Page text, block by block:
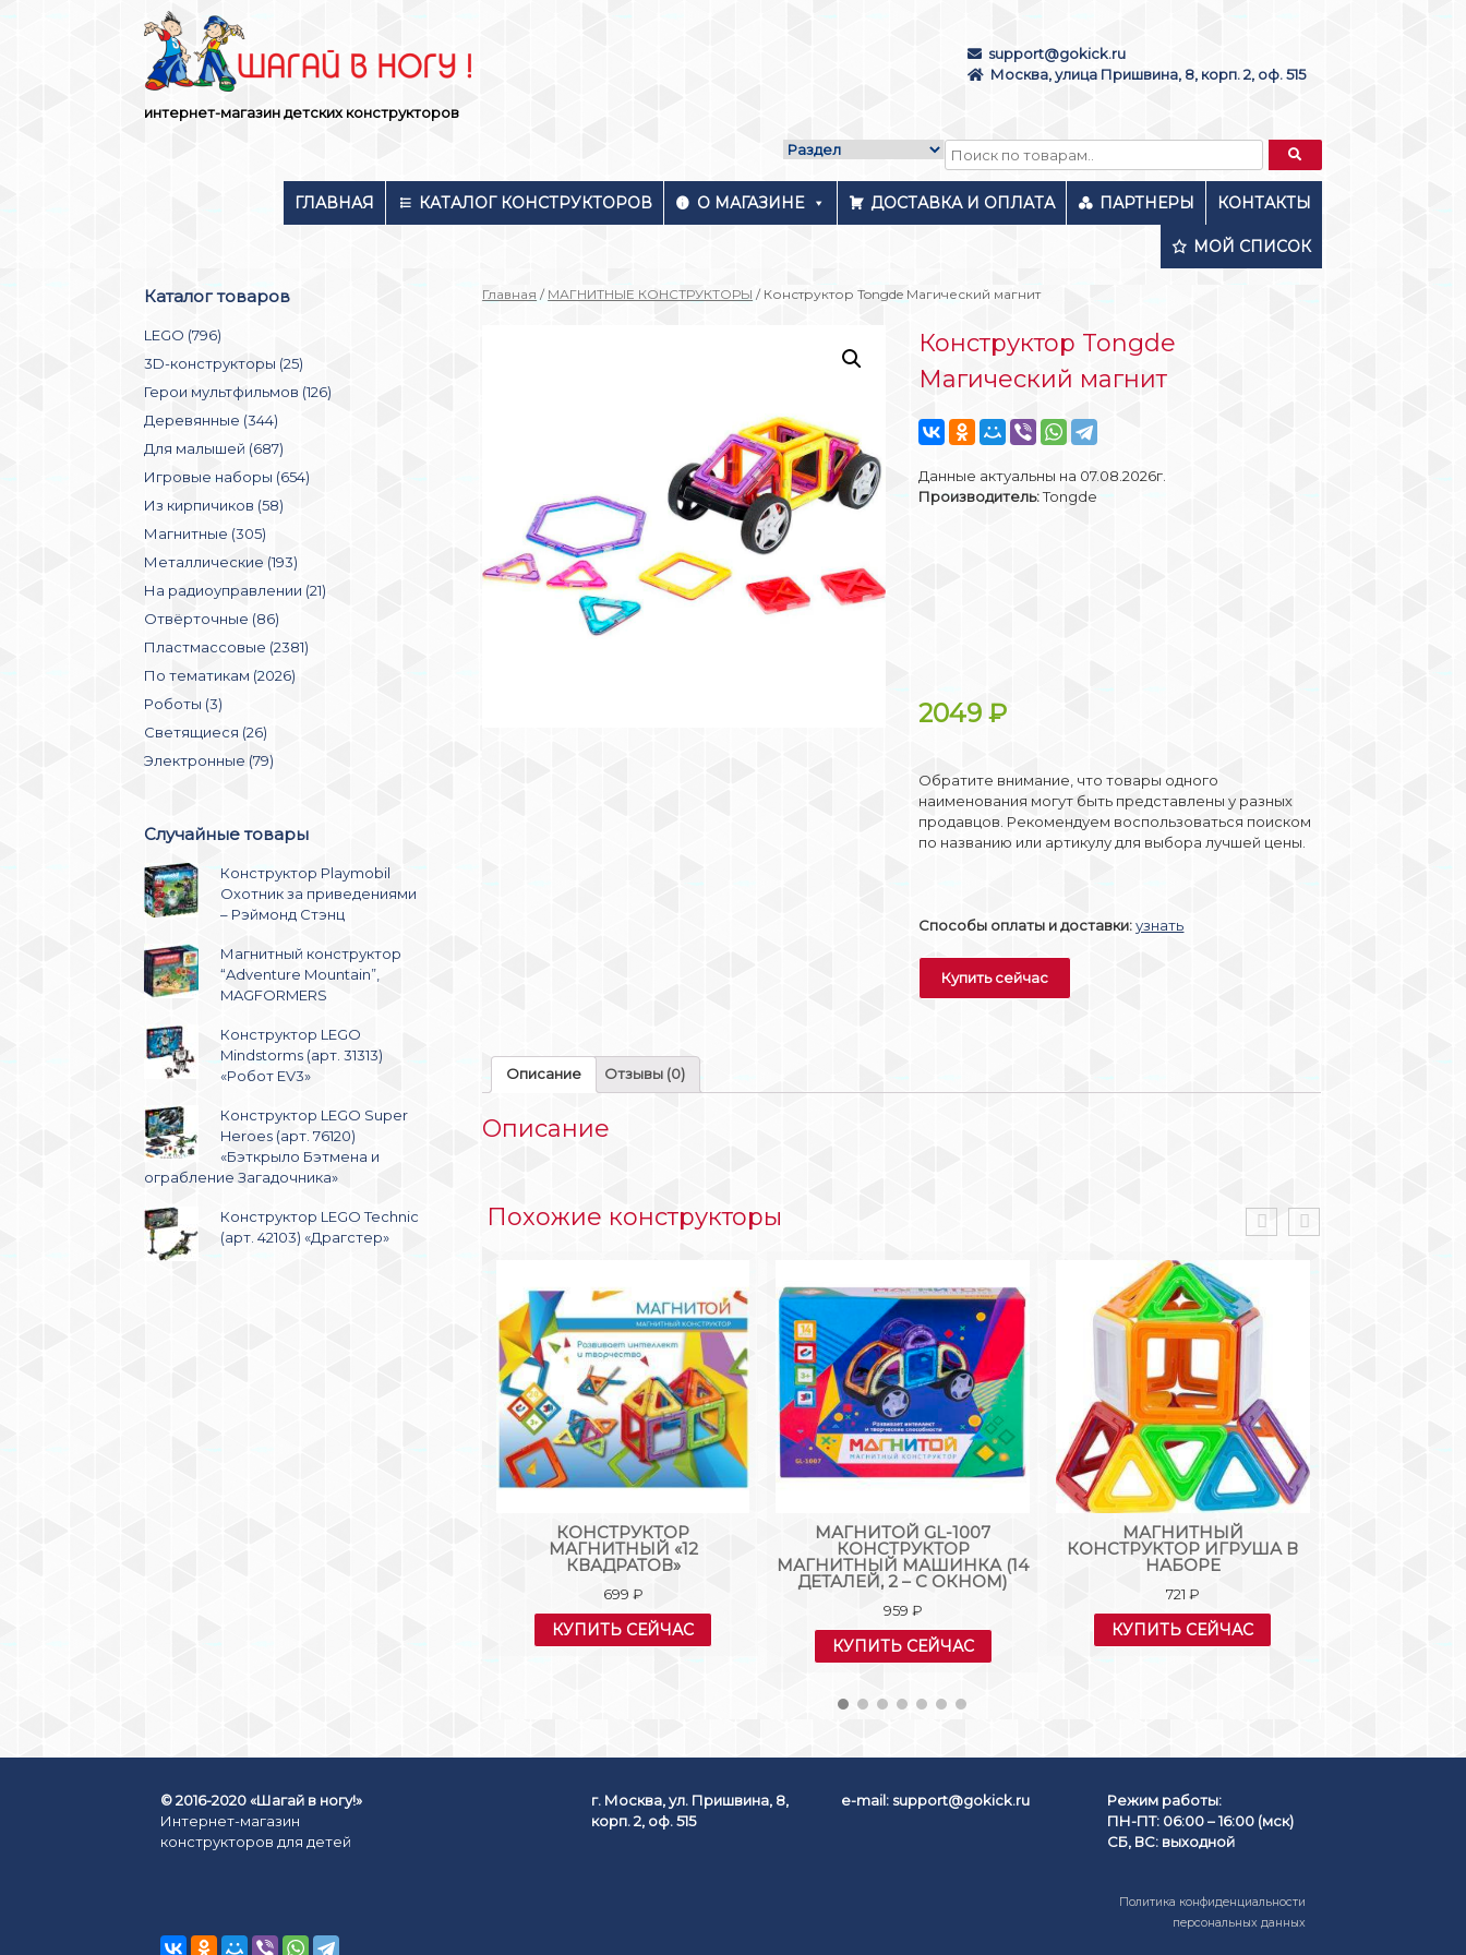
интернет-магазин детских конструкторов
support@gokick.ru
Москва, улица Пришвина, 8, корп. 2, оф. 515
ГЛАВНАЯ КАТАЛОГ КОНСТРУКТОРОВ О МАГАЗИНЕ ДОСТАВКА И ОПЛАТА ПАРТНЕРЫ КОНТАКТЫ
МОЙ СПИСОК
Главная / МАГНИТНЫЕ КОНСТРУКТОРЫ / Конструктор Tongde Магический магнит
Конструктор Tongde
Магический магнит
Данные актуальны на 07.08.2026г.
Производитель:Tongde
2049₽
Обратите внимание, что товары одного
наименования могут быть представлены у разных
продавцов. Рекомендуем воспользоваться поиском
по названию или артикулу для выбора лучшей цены.
Способы оплаты и доставки: узнать
Купить сейчас
Описание Отзывы (0)
Описание
Похожие конструкторы
КОНСТРУКТОР
МАГНИТНЫЙ «12
КВАДРАТОВ»
699 ₽
КУПИТЬ СЕЙЧАС
МАГНИТОЙ GL-1007
КОНСТРУКТОР
МАГНИТНЫЙ МАШИНКА (14
ДЕТАЛЕЙ, 2 – С ОКНОМ)
959 ₽
КУПИТЬ СЕЙЧАС
МАГНИТНЫЙ
КОНСТРУКТОР ИГРУША В
НАБОРЕ
721 ₽
КУПИТЬ СЕЙЧАС
Каталог товаров
LEGO (796)
3D-конструкторы (25)
Герои мультфильмов (126)
Деревянные (344)
Для малышей (687)
Игровые наборы (654)
Из кирпичиков (58)
Магнитные (305)
Металлические (193)
На радиоуправлении (21)
Отвёрточные (86)
Пластмассовые (2381)
По тематикам (2026)
Роботы (3)
Светящиеся (26)
Электронные (79)
Случайные товары
Конструктор Playmobil
Охотник за приведениями
– Рэймонд Стэнц
Магнитный конструктор
“Adventure Mountain”,
MAGFORMERS
Конструктор LEGO
Mindstorms (арт. 31313)
«Робот EV3»
Конструктор LEGO Super
Heroes (арт. 76120)
«Бэткрыло Бэтмена и
ограбление Загадочника»
Конструктор LEGO Technic
(арт. 42103) «Драгстер»
© 2016-2020 «Шагай в ногу!»
Интернет-магазин
конструкторов для детей
г. Москва, ул. Пришвина, 8,
корп. 2, оф. 515
e-mail: support@gokick.ru
Режим работы:
ПН-ПТ: 06:00 – 16:00 (мск)
СБ, ВС: выходной
Политика конфиденциальности
персональных данных